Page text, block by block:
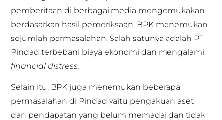
pemberitaan di berbagai media mengemukakan
berdasarkan hasil pemeriksaan, BPK menemukan
sejumlah permasalahan. Salah satunya adalah PT
Pindad terbebani biaya ekonomi dan mengalami
financial distress.
Selain itu, BPK juga menemukan beberapa
permasalahan di Pindad yaitu pengakuan aset
dan pendapatan yang belum memadai dan tidak